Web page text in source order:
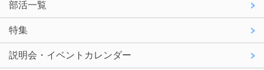
部活一覧
特集
説明会・イベントカレンダー